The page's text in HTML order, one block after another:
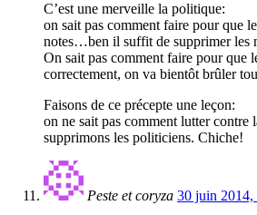
C’est une merveille la politique:
on sait pas comment faire pour que
notes…ben il suffit de supprimer les
On sait pas comment faire pour que
correctement, on va bientôt brûler
Faisons de ce précepte une leçon:
on ne sait pas comment lutter
supprimons les politiciens. Chiche!
Peste et coryza 30 juin 2014,